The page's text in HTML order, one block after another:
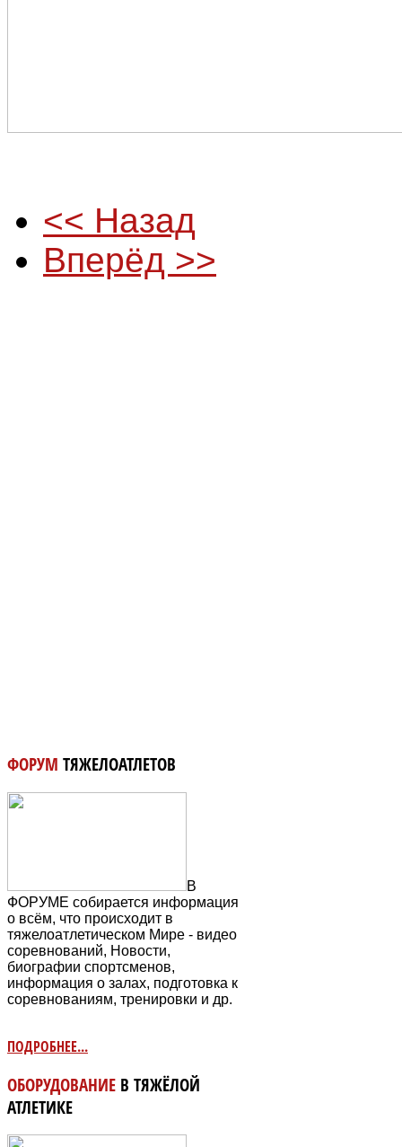
<< Назад
Вперёд >>
ФОРУМ ТЯЖЕЛОАТЛЕТОВ
В
ФОРУМЕ собирается информация
о всём, что происходит в
тяжелоатлетическом Мире - видео
соревнований, Новости,
биографии спортсменов,
информация о залах, подготовка к
соревнованиям, тренировки и др.
ПОДРОБНЕЕ...
ОБОРУДОВАНИЕ В ТЯЖЁЛОЙ
АТЛЕТИКЕ